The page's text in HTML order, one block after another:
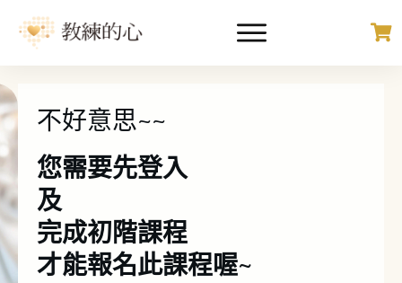
不好意思~~
您需要先登入
及
完成初階課程
才能報名此課程喔~